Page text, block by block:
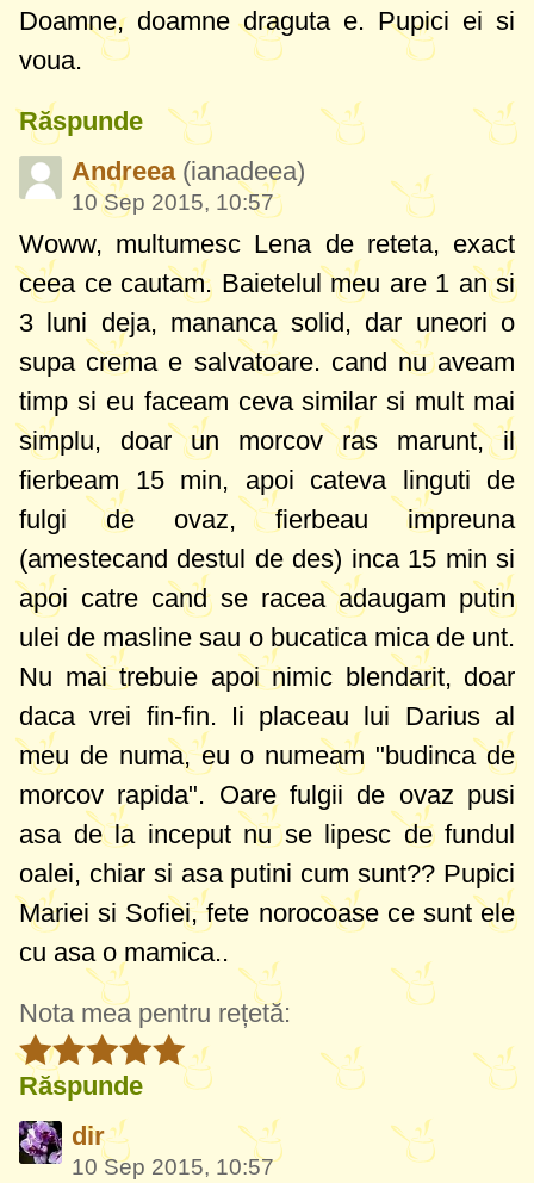
Doamne, doamne draguta e. Pupici ei si
voua.
Răspunde
Andreea (ianadeea)
10 Sep 2015, 10:57
Woww, multumesc Lena de reteta, exact
ceea ce cautam. Baietelul meu are 1 an si
3 luni deja, mananca solid, dar uneori o
supa crema e salvatoare. cand nu aveam
timp si eu faceam ceva similar si mult mai
simplu, doar un morcov ras marunt, il
fierbeam 15 min, apoi cateva linguti de
fulgi de ovaz, fierbeau impreuna
(amestecand destul de des) inca 15 min si
apoi catre cand se racea adaugam putin
ulei de masline sau o bucatica mica de unt.
Nu mai trebuie apoi nimic blendarit, doar
daca vrei fin-fin. Ii placeau lui Darius al
meu de numa, eu o numeam "budinca de
morcov rapida". Oare fulgii de ovaz pusi
asa de la inceput nu se lipesc de fundul
oalei, chiar si asa putini cum sunt?? Pupici
Mariei si Sofiei, fete norocoase ce sunt ele
cu asa o mamica..
Nota mea pentru rețetă:
Răspunde
dir
10 Sep 2015, 10:57